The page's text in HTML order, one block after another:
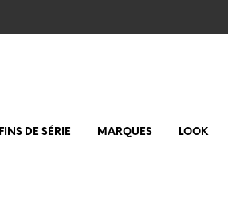
FINS DE SÉRIE MARQUES LOOK